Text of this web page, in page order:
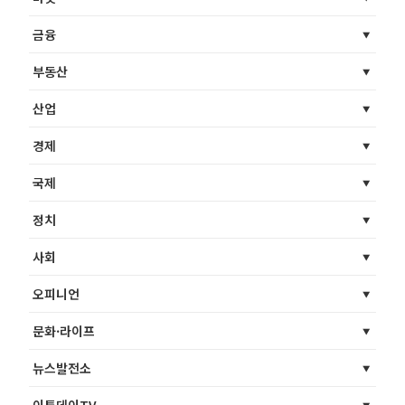
금융
부동산
산업
경제
국제
정치
사회
오피니언
문화·라이프
뉴스발전소